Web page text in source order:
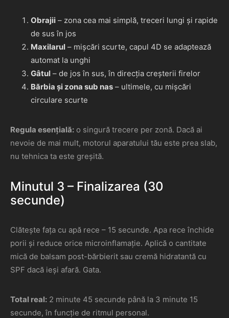
Obrajii – zona cea mai simplă, treceri lungi și rapide
de sus în jos
Maxilarul – mișcări scurte, capul 4D se adaptează
automat la unghi
Gâtul – de jos în sus, în direcția creșterii firelor
Bărbia și zona sub nas – ultimele, cu mișcări
circulare scurte
Regula esențială: o singură trecere per zonă. Dacă ai
nevoie de mai mult, motorul aparatului tău este prea slab,
nu tehnica ta este greșită.
Minutul 3 – Finalizarea (30
secunde)
Clătește fața cu apă rece – 15 secunde. Apa rece închide
porii și reduce orice microinflamație. Aplică o cantitate
mică de balsam post-bărbierit sau cremă hidratantă cu
SPF dacă ieși afară. Gata.
Total real: 2 minute 45 secunde până la 3 minute 15
secunde, în funcție de ritmul personal.